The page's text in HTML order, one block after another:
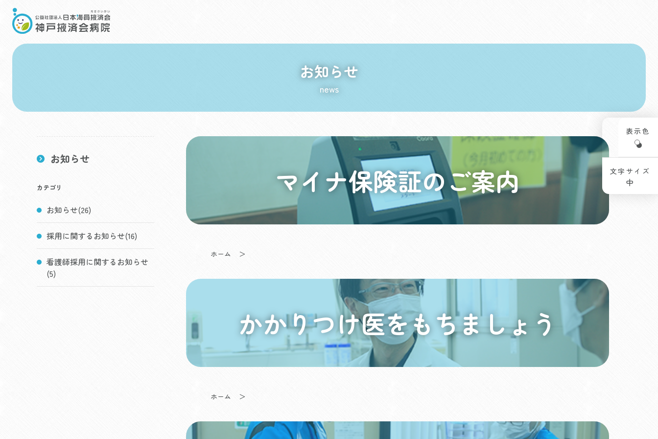
Skip
content
表示色
文字サイズ
お知らせ
news
お知らせ
カテゴリ
お知らせ(26)
採用に関するお知らせ(16)
看護師採用に関するお知らせ
(5)
マイナ保険証のご案内
ホーム ＞
かかりつけ医をもちましょう
ホーム ＞